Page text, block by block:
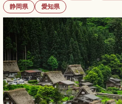
静岡県
愛知県